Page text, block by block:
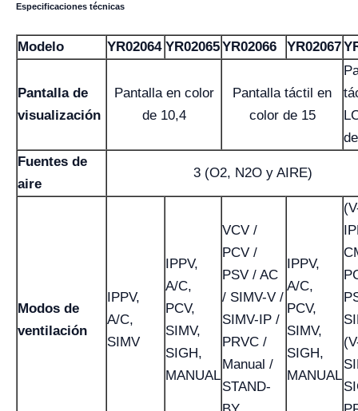
Especificaciones técnicas
Modelo YR02064 YR02065YR02066 YR02067
Pantalla de
visualización
Pantalla en color
de 10,4
Pantalla táctil en
color de 15
Fuentes de
aire
3 (O2, N2O y AIRE)
Modos de
ventilación
IPPV,
A/C,
SIMV
IPPV,
A/C,
PCV,
SIMV,
SIGH,
MANUAL
VCV /
PCV /
PSV / AC
/ SIMV-V /
SIMV-IP /
PRVC /
Manual /
STAND-
IPPV,
A/C,
PCV,
SIMV,
SIGH,
MANUAL